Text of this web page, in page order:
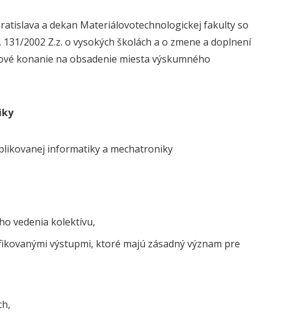
a dekan Materiálovotechnologickej fakulty so
2002 Z.z. o vysokých školách a o zmene a doplnení
konanie na obsadenie miesta výskumného
informatiky a mechatroniky
vedenia kolektívu,
výstupmi, ktoré majú zásadný význam pre